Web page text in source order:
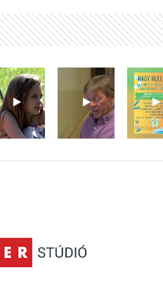
bekerülhet a WMO
2027-es naptárába